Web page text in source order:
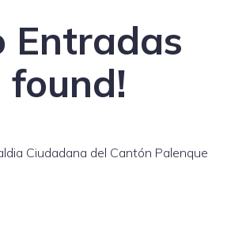
Entradas
found!
Ciudadana del Cantón Palenque